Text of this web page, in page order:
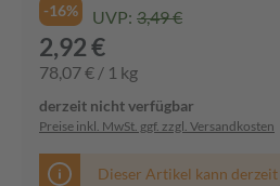
-16% UVP: 3,49 €
2,92 €
78,07 € / 1 kg
derzeit nicht verfügbar
Preise inkl. MwSt. ggf. zzgl. Versandkosten
Dieser Artikel kann